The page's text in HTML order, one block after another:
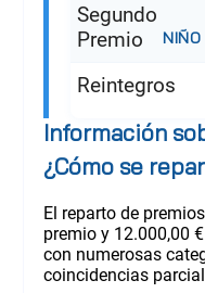
Segundo
Premio
Reintegros
Información
¿Cómo se
El reparto de
premio y 12.000,00
con numerosas
coincidencias